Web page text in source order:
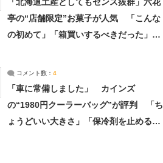
亭の“店舗限定”お菓子が人気 「こんな
の初めて」「箱買いするべきだった」
コメント数： 4
「車に常備しました」 カインズ
の“1980円クーラーバッグ”が評判 「ち
ょうどいい大きさ」「保冷剤を止めるベ